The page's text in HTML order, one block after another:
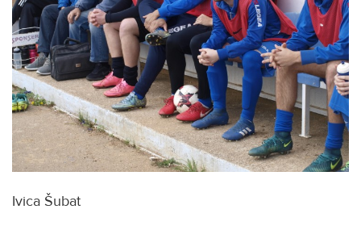
Ivica Šubat